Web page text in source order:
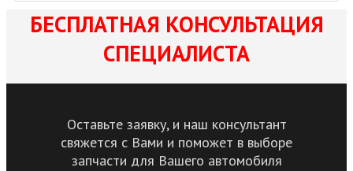
БЕСПЛАТНАЯ КОНСУЛЬТАЦИЯ
СПЕЦИАЛИСТА
Оставьте заявку, и наш консультант
свяжется с Вами и поможет в выборе
запчасти для Вашего автомобиля